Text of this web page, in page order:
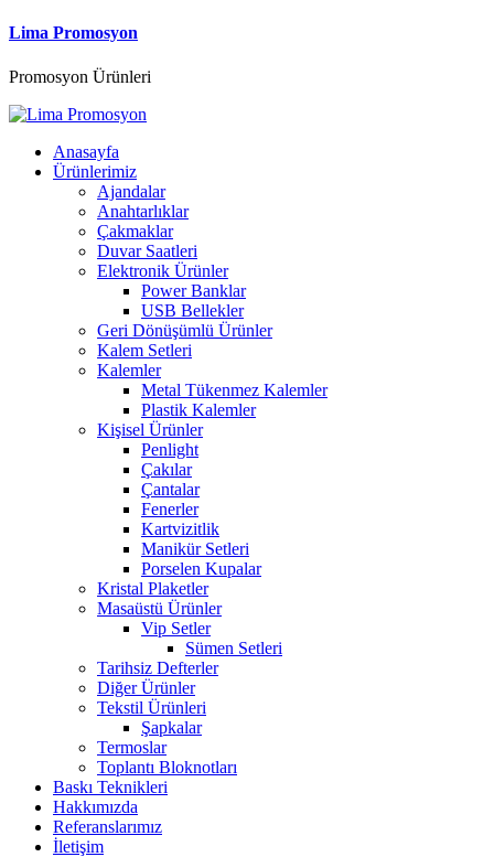
Lima Promosyon
Promosyon Ürünleri
Anasayfa
Ürünlerimiz
Ajandalar
Anahtarlıklar
Çakmaklar
Duvar Saatleri
Elektronik Ürünler
Power Banklar
USB Bellekler
Geri Dönüşümlü Ürünler
Kalem Setleri
Kalemler
Metal Tükenmez Kalemler
Plastik Kalemler
Kişisel Ürünler
Penlight
Çakılar
Çantalar
Fenerler
Kartvizitlik
Manikür Setleri
Porselen Kupalar
Kristal Plaketler
Masaüstü Ürünler
Vip Setler
Sümen Setleri
Tarihsiz Defterler
Diğer Ürünler
Tekstil Ürünleri
Şapkalar
Termoslar
Toplantı Bloknotları
Baskı Teknikleri
Hakkımızda
Referanslarımız
İletişim